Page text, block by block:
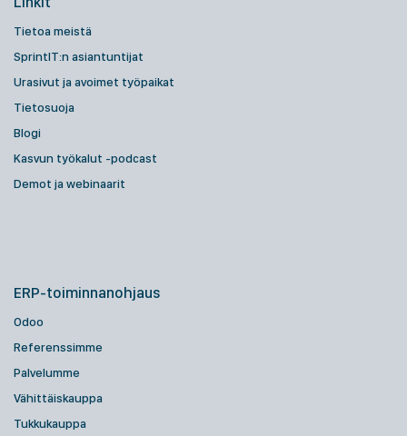
Tietoa meistä
SprintIT:n asiantuntijat
Urasivut ja avoimet työpaikat
Tietosuoja
Blogi
Kasvun työkalut -podcast
Demot ja webinaarit
ERP-toiminnanohjaus
Odoo
Referenssimme
Palvelumme
Vähittäiskauppa
Tukkukauppa